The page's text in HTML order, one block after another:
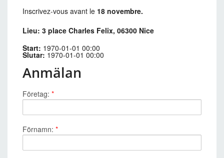
Inscrivez-vous avant le 18 novembre.
Lieu: 3 place Charles Felix, 06300 Nice
Start: 1970-01-01 00:00
Slutar: 1970-01-01 00:00
Anmälan
Företag: *
Förnamn: *